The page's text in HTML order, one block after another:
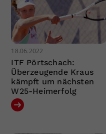
18.06.2022
ITF Pörtschach:
Überzeugende Kraus
kämpft um nächsten
W25-Heimerfolg